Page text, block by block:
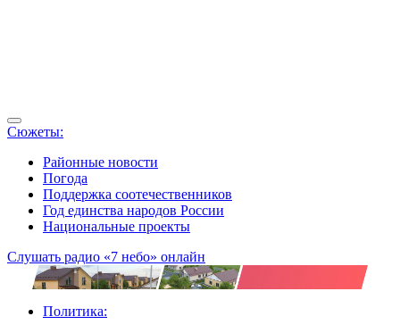
Сюжеты:
Районные новости
Погода
Поддержка соотечественников
Год единства народов России
Национальные проекты
Слушать радио «7 небо» онлайн
Политика: